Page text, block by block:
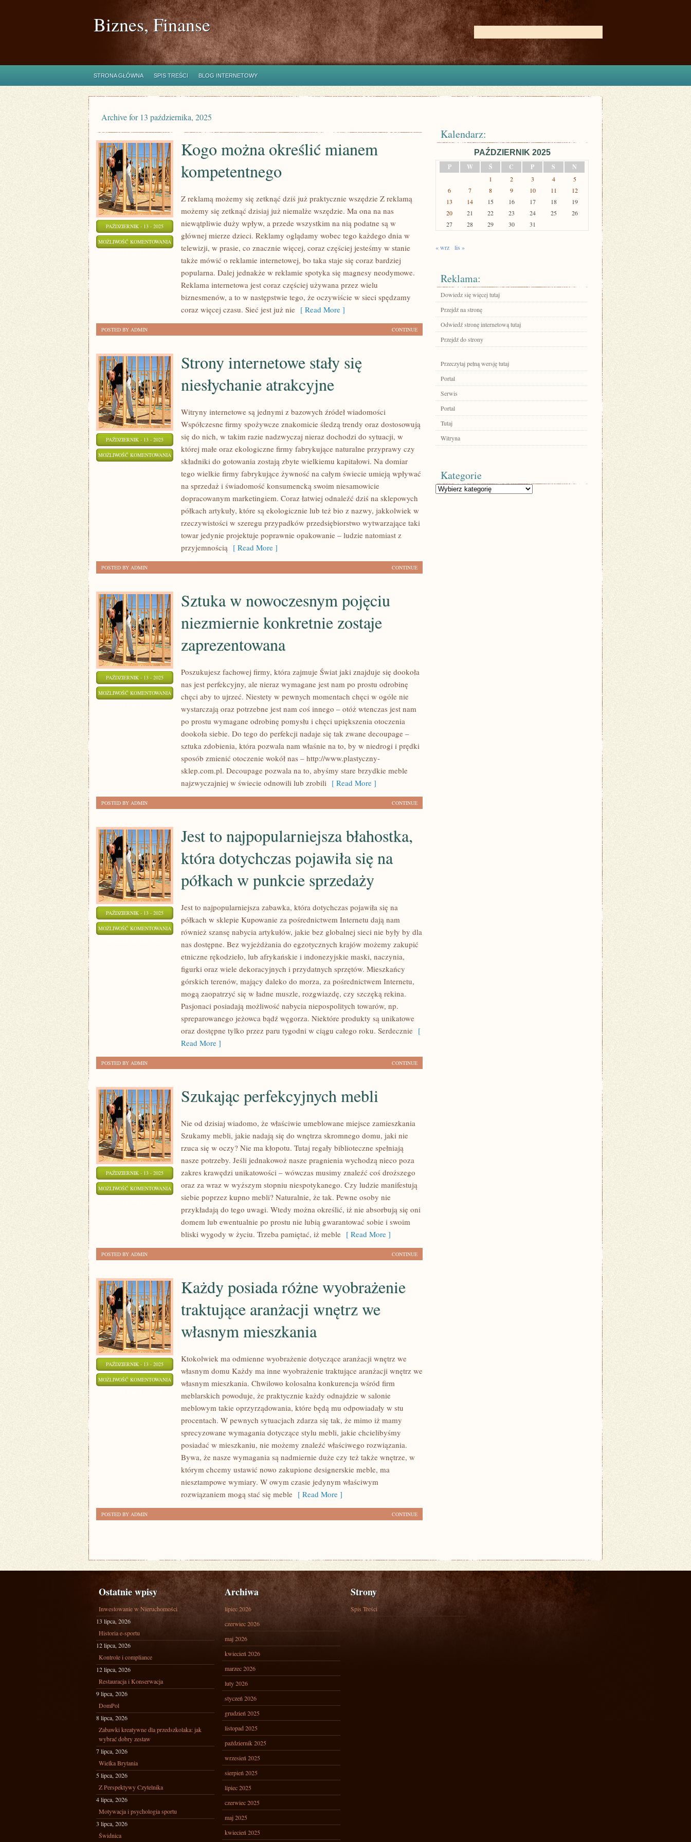
Biznes, Finanse
STRONA GŁÓWNA SPIS TREŚCI BLOG INTERNETOWY
Archive for 13 października, 2025
PAŹDZIERNIK - 13 - 2025
MOŻLIWOŚĆ KOMENTOWANIA KOGO
Kogo można określić mianem
kompetentnego
Z reklamą możemy się zetknąć dziś już praktycznie wszędzie Z reklamą
możemy się zetknąć dzisiaj już niemalże wszędzie. Ma ona na nas
niewątpliwie duży wpływ, a przede wszystkim na nią podatne są w
głównej mierze dzieci. Reklamy oglądamy wobec tego każdego dnia w
telewizji, w prasie, co znacznie więcej, coraz częściej jesteśmy w stanie
także mówić o reklamie internetowej, bo taka staje się coraz bardziej
popularna. Dalej jednakże w reklamie spotyka się magnesy neodymowe.
Reklama internetowa jest coraz częściej używana przez wielu
biznesmenów, a to w następstwie tego, że oczywiście w sieci spędzamy
coraz więcej czasu. Sieć jest już nie [ Read More ]
CONTINUE
POSTED BY ADMIN
PAŹDZIERNIK - 13 - 2025
MOŻLIWOŚĆ KOMENTOWANIA
Strony internetowe stały się
niesłychanie atrakcyjne
Witryny internetowe są jednymi z bazowych źródeł wiadomości
Współczesne firmy spożywcze znakomicie śledzą trendy oraz dostosowują
się do nich, w takim razie nadzwyczaj nieraz dochodzi do sytuacji, w
której małe oraz ekologiczne firmy fabrykujące naturalne przyprawy czy
składniki do gotowania zostają zbyte wielkiemu kapitałowi. Na domiar
tego wielkie firmy fabrykujące żywność na całym świecie umieją wpływać
na sprzedaż i świadomość konsumencką swoim niesamowicie
dopracowanym marketingiem. Coraz łatwiej odnaleźć dziś na sklepowych
półkach artykuły, które są ekologicznie lub też bio z nazwy, jakkolwiek w
rzeczywistości w szeregu przypadków przedsiębiorstwo wytwarzające taki
towar jedynie projektuje poprawnie opakowanie – ludzie natomiast z
przyjemnością [ Read More ]
CONTINUE
POSTED BY ADMIN
PAŹDZIERNIK - 13 - 2025
MOŻLIWOŚĆ KOMENTOWANIA
NOWOCZESNYM
POJĘCIU
NIEZMIERNIE
KONKRETNIE
ZOSTAJE
ZAPREZENTOWANA
Sztuka w nowoczesnym pojęciu
niezmiernie konkretnie zostaje
zaprezentowana
Poszukujesz fachowej firmy, która zajmuje Świat jaki znajduje się dookoła
nas jest perfekcyjny, ale nieraz wymagane jest nam po prostu odrobinę
chęci aby to ujrzeć. Niestety w pewnych momentach chęci w ogóle nie
wystarczają oraz potrzebne jest nam coś innego – otóż wtenczas jest nam
po prostu wymagane odrobinę pomysłu i chęci upiększenia otoczenia
dookoła siebie. Do tego do perfekcji nadaje się tak zwane decoupage –
sztuka zdobienia, która pozwala nam właśnie na to, by w niedrogi i prędki
sposób zmienić otoczenie wokół nas – http://www.plastyczny-
sklep.com.pl. Decoupage pozwala na to, abyśmy stare brzydkie meble
najzwyczajniej w świecie odnowili lub zrobili [ Read More ]
CONTINUE
POSTED BY ADMIN
PAŹDZIERNIK - 13 - 2025
MOŻLIWOŚĆ KOMENTOWANIA
NAJPOPULARNIEJSZA
BŁAHOSTKA,
KTÓRA
DOTYCHCZAS
POJAWIŁA
PÓŁKACH
W
PUNKCIE
Jest to najpopularniejsza błahostka,
która dotychczas pojawiła się na
półkach w punkcie sprzedaży
Jest to najpopularniejsza zabawka, która dotychczas pojawiła się na
półkach w sklepie Kupowanie za pośrednictwem Internetu dają nam
również szansę nabycia artykułów, jakie bez globalnej sieci nie były by dla
nas dostępne. Bez wyjeżdżania do egzotycznych krajów możemy zakupić
etniczne rękodzieło, lub afrykańskie i indonezyjskie maski, naczynia,
figurki oraz wiele dekoracyjnych i przydatnych sprzętów. Mieszkańcy
górskich terenów, mający daleko do morza, za pośrednictwem Internetu,
mogą zaopatrzyć się w ładne muszle, rozgwiazdę, czy szczęką rekina.
Pasjonaci posiadają możliwość nabycia niepospolitych towarów, np.
spreparowanego jeżowca bądź węgorza. Niektóre produkty są unikatowe
oraz dostępne tylko przez paru tygodni w ciągu całego roku. Serdecznie [
Read More ]
CONTINUE
POSTED BY ADMIN
PAŹDZIERNIK - 13 - 2025
MOŻLIWOŚĆ KOMENTOWANIA SZUKAJĄC
PERFEKCYJNYCH
MEBLI
Szukając perfekcyjnych mebli
Nie od dzisiaj wiadomo, że właściwie umeblowane miejsce zamieszkania
Szukamy mebli, jakie nadają się do wnętrza skromnego domu, jaki nie
rzuca się w oczy? Nie ma kłopotu. Tutaj regały biblioteczne spełniają
nasze potrzeby. Jeśli jednakowoż nasze pragnienia wychodzą nieco poza
zakres krawędzi unikatowości – wówczas musimy znaleźć coś droższego
oraz za wraz w wyższym stopniu niespotykanego. Czy ludzie manifestują
siebie poprzez kupno mebli? Naturalnie, że tak. Pewne osoby nie
przykładają do tego uwagi. Wtedy można określić, iż nie absorbują się oni
domem lub ewentualnie po prostu nie lubią gwarantować sobie i swoim
bliski wygody w życiu. Trzeba pamiętać, iż meble [ Read More ]
CONTINUE
POSTED BY ADMIN
PAŹDZIERNIK - 13 - 2025
MOŻLIWOŚĆ KOMENTOWANIA
POSIADA
WYOBRAŻENIE
TRAKTUJĄCE
ARANŻACJI
WNĘTRZ
WŁASNYM
MIESZKANIA
Każdy posiada różne wyobrażenie
traktujące aranżacji wnętrz we
własnym mieszkania
Ktokolwiek ma odmienne wyobrażenie dotyczące aranżacji wnętrz we
własnym domu Każdy ma inne wyobrażenie traktujące aranżacji wnętrz we
własnym mieszkania. Chwilowo kolosalna konkurencja wśród firm
meblarskich powoduje, że praktycznie każdy odnajdzie w salonie
meblowym takie oprzyrządowania, które będą mu odpowiadały w stu
procentach. W pewnych sytuacjach zdarza się tak, że mimo iż mamy
sprecyzowane wymagania dotyczące stylu mebli, jakie chcielibyśmy
posiadać w mieszkaniu, nie możemy znaleźć właściwego rozwiązania.
Bywa, że nasze wymagania są nadmiernie duże czy też także wnętrze, w
którym chcemy ustawić nowo zakupione designerskie meble, ma
niesztampowe wymiary. W owym czasie jedynym właściwym
rozwiązaniem mogą stać się meble [ Read More ]
CONTINUE
POSTED BY ADMIN
Kalendarz:
PAŹDZIERNIK 2025
P
W Ś C P S N
1 2 3 4
5
6
7 8 9 10 11
12
13
14 15 16 17 18
19
20
21 22 23 24 25
26
27
28 29 30 31
« wrz lis »
Reklama:
Dowiedz się więcej tutaj
Przejdź na stronę
Odwiedź stronę internetową tutaj
Przejdź do strony
Przeczytaj pełną wersję tutaj
Portal
Serwis
Portal
Tutaj
Witryna
Kategorie
Kategorie
Ostatnie wpisy
Inwestowanie w Nieruchomości
13 lipca, 2026
Historia e-sportu
12 lipca, 2026
Kontrole i compliance
12 lipca, 2026
Restauracja i Konserwacja
9 lipca, 2026
DomPol
8 lipca, 2026
Zabawki kreatywne dla przedszkolaka: jak
wybrać dobry zestaw
7 lipca, 2026
Wielka Brytania
5 lipca, 2026
Z Perspektywy Czytelnika
4 lipca, 2026
Motywacja i psychologia sportu
3 lipca, 2026
Świdnica
Archiwa
lipiec 2026
czerwiec 2026
maj 2026
kwiecień 2026
marzec 2026
luty 2026
styczeń 2026
grudzień 2025
listopad 2025
październik 2025
wrzesień 2025
sierpień 2025
lipiec 2025
czerwiec 2025
maj 2025
kwiecień 2025
Strony
Spis Treści